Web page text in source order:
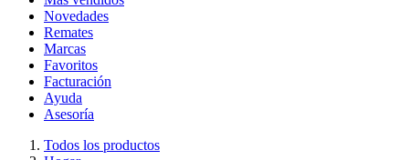
Novedades
Remates
Marcas
Favoritos
Facturación
Ayuda
Asesoría
Todos los productos